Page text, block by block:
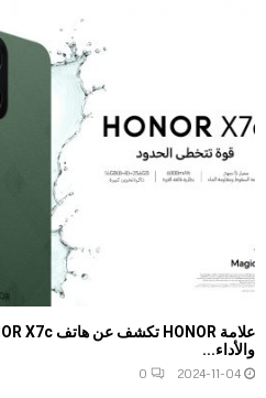
والأداء...
2024-11-04
0